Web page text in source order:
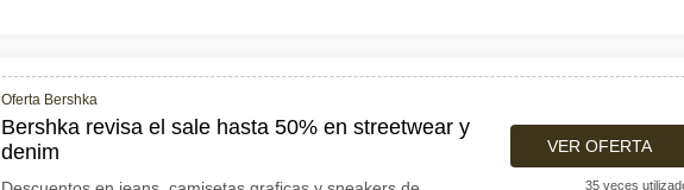
Oferta Bershka
Bershka revisa el sale hasta 50% en streetwear y
denim
VER OFERTA
35 veces